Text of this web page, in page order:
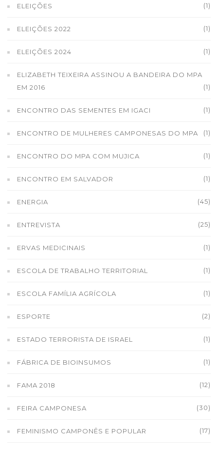
ELEIÇÕES (1)
ELEIÇÕES 2022 (1)
ELEIÇÕES 2024 (1)
ELIZABETH TEIXEIRA ASSINOU A BANDEIRA DO MPA
EM 2016
(1)
ENCONTRO DAS SEMENTES EM IGACI (1)
ENCONTRO DE MULHERES CAMPONESAS DO MPA (1)
ENCONTRO DO MPA COM MUJICA (1)
ENCONTRO EM SALVADOR (1)
ENERGIA (45)
ENTREVISTA (25)
ERVAS MEDICINAIS (1)
ESCOLA DE TRABALHO TERRITORIAL (1)
ESCOLA FAMÍLIA AGRÍCOLA (1)
ESPORTE (2)
ESTADO TERRORISTA DE ISRAEL (1)
FÁBRICA DE BIOINSUMOS (1)
FAMA 2018 (12)
FEIRA CAMPONESA (30)
FEMINISMO CAMPONÊS E POPULAR (17)